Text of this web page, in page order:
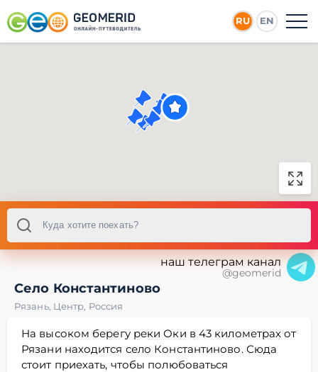
RU EN
наш телеграм канал
@geomerid
Село Константиново
Рязань, Центр, Россия
На высоком берегу реки Оки в 43 километрах от
Рязани находится село Константиново. Сюда
стоит приехать, чтобы полюбоваться